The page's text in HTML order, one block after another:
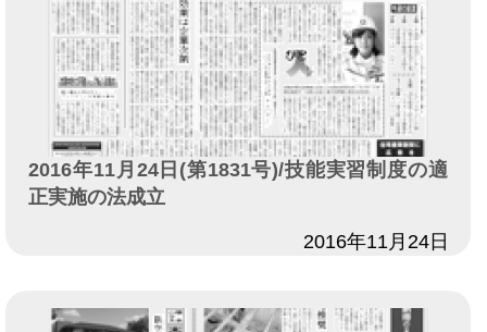
2016年11月24日(第1831号)/技能実習制度の適
正実施の法成立
2016年11月24日